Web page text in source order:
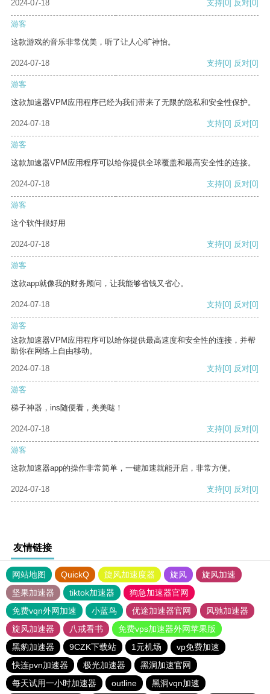
2024-07-18
支持[0] 反对[0]
游客
这款游戏的音乐非常优美，听了让人心旷神怡。
2024-07-18 支持[0] 反对[0]
游客
这款加速器VPM应用程序已经为我们带来了无限的隐私和安全性保护。
2024-07-18 支持[0] 反对[0]
游客
这款加速器VPM应用程序可以给你提供全球覆盖和最高安全性的连接。
2024-07-18 支持[0] 反对[0]
游客
这个软件很好用
2024-07-18 支持[0] 反对[0]
游客
这款app就像我的财务顾问，让我能够省钱又省心。
2024-07-18 支持[0] 反对[0]
游客
这款加速器VPM应用程序可以给你提供最高速度和安全性的连接，并帮
助你在网络上自由移动。
2024-07-18
支持[0] 反对[0]
游客
梯子神器，ins随便看，美美哒！
2024-07-18 支持[0] 反对[0]
游客
这款加速器app的操作非常简单，一键加速就能开启，非常方便。
2024-07-18 支持[0] 反对[0]
友情链接
网站地图 QuickQ 旋风加速度器 旋风
旋风加速
坚果加速器
tiktok加速器
狗急加速器官网
免费vqn外网加速
小蓝鸟 优途加速器官网
风驰加速器
旋风加速器
八戒看书
免费vps加速器外网苹果版
黑豹加速器
9CZK下载站 1元机场
vp免费加速
快连pvn加速器
极光加速器
黑洞加速官网
每天试用一小时加速器
outline 黑洞vqn加速